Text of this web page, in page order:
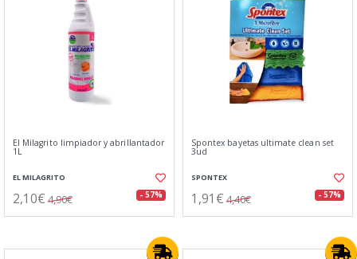
El Milagrito limpiador y abrillantador
1L
EL MILAGRITO
2,10€ 4,90€ - 57%
Spontex bayetas ultimate clean set
3ud
SPONTEX
1,91€ 4,40€ - 57%